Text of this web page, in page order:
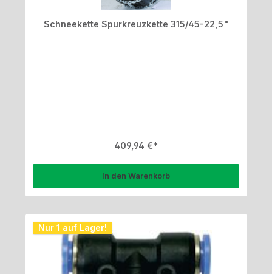
Schneekette Spurkreuzkette 315/45-22,5"
Regulärer Preis:
409,94 €
In den Warenkorb
Nur 1 auf Lager!